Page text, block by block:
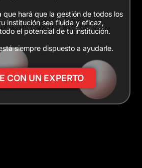
que hará que la gestión de todos los
institución sea fluida y eficaz,
el potencial de tu institución.
siempre dispuesto a ayudarle.
CON UN EXPERTO